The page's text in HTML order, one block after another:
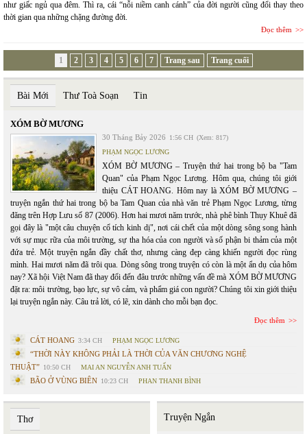
như giấc ngủ qua đêm. Thì ra, cái “nỗi niềm canh cánh” của đời người cũng đổi thay theo
thời gian qua những chặng đường đời.
Đọc thêm
1 2 3 4 5 6 7 Trang sau Trang cuối
Bài Mới Thư Toà Soạn Tin
XÓM BỜ MƯƠNG
30 Tháng Bảy 2026 1:56 CH (Xem: 817)
PHẠM NGỌC LƯƠNG
XÓM BỜ MƯƠNG – Truyện thứ hai trong bộ ba "Tam
Quan" của Phạm Ngọc Lương. Hôm qua, chúng tôi giới
thiệu CÁT HOANG. Hôm nay là XÓM BỜ MƯƠNG –
truyện ngắn thứ hai trong bộ ba Tam Quan của nhà văn trẻ Phạm Ngọc Lương, từng
đăng trên Hợp Lưu số 87 (2006). Hơn hai mươi năm trước, nhà phê bình Thụy Khuê đã
gọi đây là "một câu chuyện cổ tích kinh dị", nơi cái chết của một dòng sông song hành
với sự mục rữa của môi trường, sự tha hóa của con người và số phận bi thảm của một
đứa trẻ. Một truyện ngắn đầy chất thơ, nhưng càng đẹp càng khiến người đọc rùng
mình. Hai mươi năm đã trôi qua. Dòng sông trong truyện có còn là một ẩn dụ của hôm
nay? Xã hội Việt Nam đã thay đổi đến đâu trước những vấn đề mà XÓM BỜ MƯƠNG
đặt ra: môi trường, bạo lực, sự vô cảm, và phẩm giá con người? Chúng tôi xin giới thiệu
lại truyện ngắn này. Câu trả lời, có lẽ, xin dành cho mỗi bạn đọc.
Đọc thêm
CÁT HOANG 3:34 CH PHẠM NGỌC LƯƠNG
“THỜI NÀY KHÔNG PHẢI LÀ THỜI CỦA VĂN CHƯƠNG NGHỆ
THUẬT” 10:50 CH MAI AN NGUYỄN ANH TUẤN
BÃO Ở VÙNG BIÊN 10:23 CH PHAN THANH BÌNH
Thơ Truyện Ngắn